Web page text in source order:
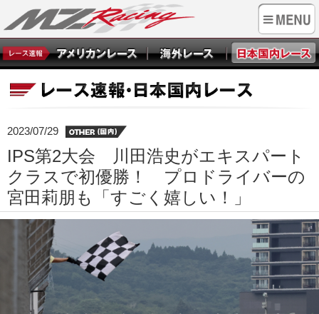
2023/07/29
IPS第2大会 川田浩史がエキスパート
クラスで初優勝！ プロドライバーの
宮田莉朋も「すごく嬉しい！」